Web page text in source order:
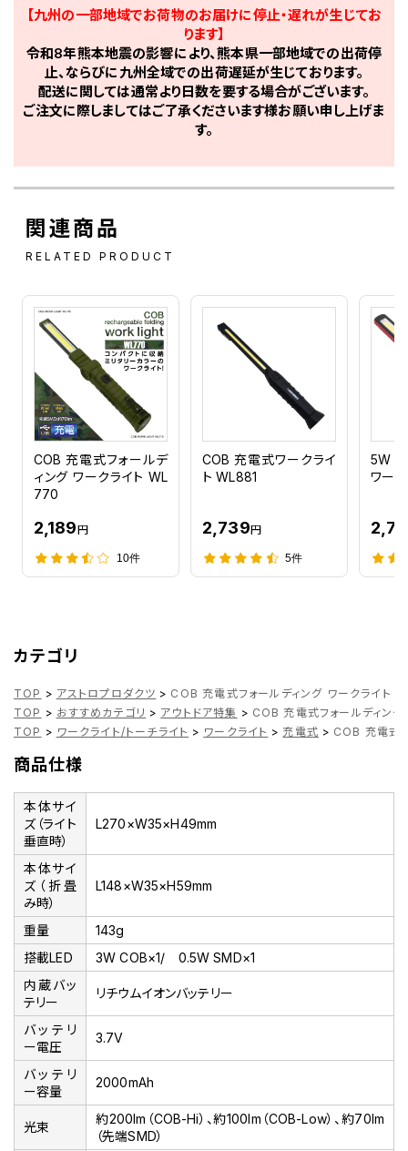
【九州の一部地域でお荷物のお届けに停止・遅れが生じてお
ります】
令和8年熊本地震の影響により、熊本県一部地域での出荷停
止、ならびに九州全域での出荷遅延が生じております。
配送に関しては通常より日数を要する場合がございます。
ご注文に際しましてはご了承くださいます様お願い申し上げま
す。
関連商品
RELATED PRODUCT
COB 充電式フォールデ
ィング ワークライト WL
770
2,189円
10件
COB 充電式ワークライ
ト WL881
2,739円
5件
5W
ワー
カテゴリ
TOP > アストロプロダクツ > COB 充電式フォールディング ワークライト
TOP > おすすめカテゴリ > アウトドア特集 > COB 充電式フォールディン
TOP > ワークライト/トーチライト > ワークライト > 充電式 > COB 充電式
商品仕様
本体サイ
ズ（ライト
垂直時）
L270×W35×H49mm
本体サイ
ズ（折畳
み時）
L148×W35×H59mm
重量
143g
搭載LED
3W COB×1/ 0.5W SMD×1
内蔵バッ
テリー
リチウムイオンバッテリー
バッテリ
ー電圧
3.7V
バッテリ
ー容量
2000mAh
光束
約200lm（COB-Hi）、約100lm（COB-Low）、約70lm
（先端SMD）